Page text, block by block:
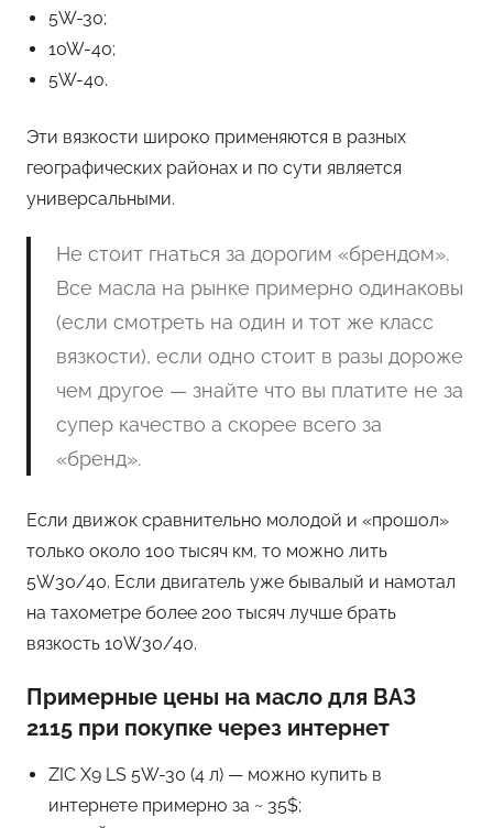
5W-30;
10W-40;
5W-40.
Эти вязкости широко применяются в разных
географических районах и по сути является
универсальными.
Не стоит гнаться за дорогим «брендом».
Все масла на рынке примерно одинаковы
(если смотреть на один и тот же класс
вязкости), если одно стоит в разы дороже
чем другое — знайте что вы платите не за
супер качество а скорее всего за
«бренд».
Если движок сравнительно молодой и «прошол»
только около 100 тысяч км, то можно лить
5W30/40. Если двигатель уже бывалый и намотал
на тахометре более 200 тысяч лучше брать
вязкость 10W30/40.
Примерные цены на масло для ВАЗ
2115 при покупке через интернет
ZIC X9 LS 5W-30 (4 л) — можно купить в
интернете примерно за ~ 35$;